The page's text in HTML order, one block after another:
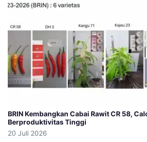
BRIN Kembangkan Cabai Rawit CR 58,
Berproduktivitas Tinggi
20 Juli 2026